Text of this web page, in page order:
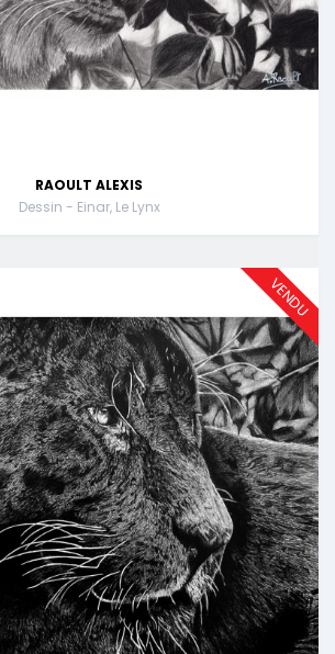
RAOULT ALEXIS
Dessin - Einar, Le Lynx
VENDU